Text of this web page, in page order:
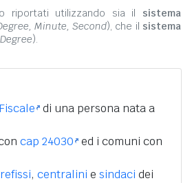
riportati utilizzando sia il sistema
Minute, Second), che il sistema
).
di una persona nata a
cap 24030 ed i comuni con
, centralini e sindaci dei